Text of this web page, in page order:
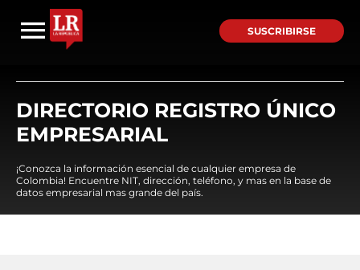
SUSCRIBIRSE
DIRECTORIO REGISTRO ÚNICO
EMPRESARIAL
¡Conozca la información esencial de cualquier empresa de
Colombia! Encuentre NIT, dirección, teléfono, y mas en la base de
datos empresarial mas grande del país.